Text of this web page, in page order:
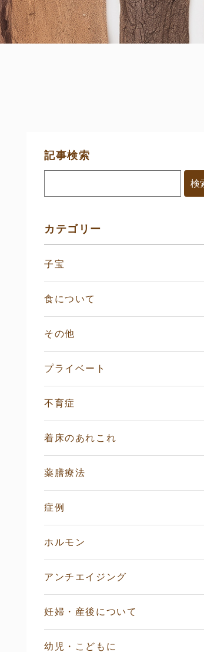
サ
ニ
記事検索
カテゴリー
子宝
食について
その他
プライベート
不育症
着床のあれこれ
薬膳療法
症例
ホルモン
アンチエイジング
妊婦・産後について
幼児・こどもに